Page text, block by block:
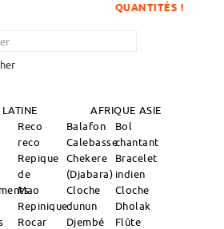
QUANTITÉS !
AFRIQUE ASIE
Reco
reco
Repique
de
Mao
Repinique
Rocar
Balafon
Calebasse
Chekere
(Djabara)
Cloche
dunun
Djembé
Bol
chantant
Bracelet
indien
Cloche
Dholak
Flûte